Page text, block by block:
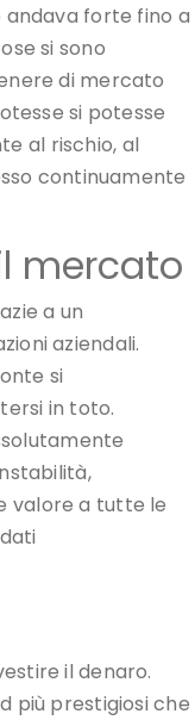
andava forte fino a
si sono
di mercato
si potesse
al rischio, al
continuamente
mercato
a un
aziendali.
si
in toto.
valore a tutte le
il denaro.
più prestigiosi che